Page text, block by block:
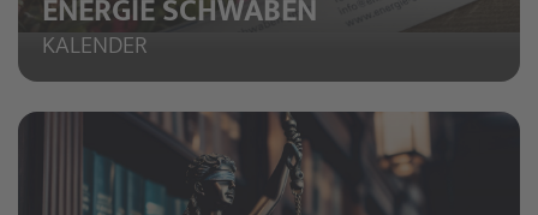
ENERGIE SCHWABEN
KALENDER